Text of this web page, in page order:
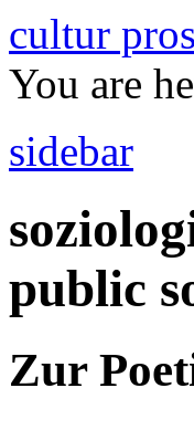
cultur
You are
sidebar
public
Zur